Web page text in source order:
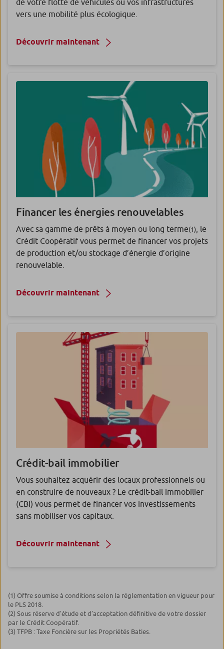
vers une mobilité plus écologique.
Découvrir maintenant
Financer les énergies renouvelables
Avec sa gamme de prêts à moyen ou long terme(1) , le
Crédit Coopératif vous permet de financer vos projets
de production et/ou stockage d’énergie d’origine
renouvelable.
Découvrir maintenant
Crédit-bail immobilier
Vous souhaitez acquérir des locaux professionnels ou
en construire de nouveaux ? Le crédit-bail immobilier
(CBI) vous permet de financer vos investissements
sans mobiliser vos capitaux.
Découvrir maintenant
(1) Offre soumise à conditions selon la réglementation en vigueur pour
le PLS 2018.
(2) Sous réserve d’étude et d’acceptation définitive de votre dossier
par le Crédit Coopératif.
(3) TFPB : Taxe Foncière sur les Propriétés Baties.